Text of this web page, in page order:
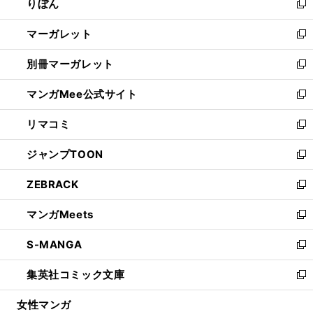
く
で
開
く
ド
ウ
で
開
く
ィ
ン
ド
ウ
で
開
く
りぼん
新
し
い
ウ
ィ
ン
ド
ウ
で
開
く
マーガレット
新
し
い
ウ
ィ
ン
ド
ウ
で
開
く
別冊マーガレット
新
し
い
ウ
ィ
ン
ド
ウ
で
開
く
マンガMee公式サイト
新
し
い
ウ
ィ
ン
ド
ウ
で
開
く
リマコミ
新
し
い
ウ
ィ
ン
ド
ウ
で
開
く
ジャンプTOON
新
し
い
ウ
ィ
ン
ド
ウ
で
開
ZEBRACK
新
し
い
ウ
ィ
ン
ド
ウ
マンガMeets
新
し
い
ウ
ィ
ン
S-MANGA
新
し
い
ウ
集英社コミック文庫
新
し
女性マンガ